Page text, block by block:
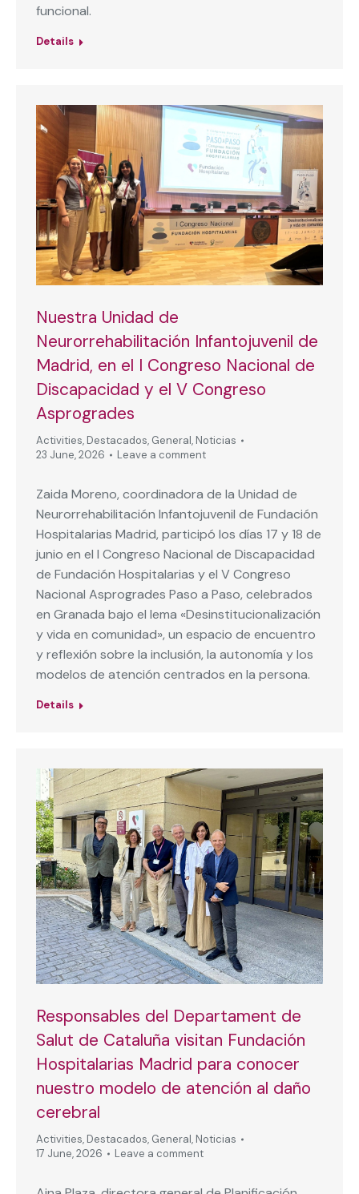
funcional.
Details
Nuestra Unidad de
Neurorrehabilitación Infantojuvenil de
Madrid, en el I Congreso Nacional de
Discapacidad y el V Congreso
Asprogrades
Activities, Destacados, General, Noticias
23 June, 2026
Leave a comment
Zaida Moreno, coordinadora de la Unidad de
Neurorrehabilitación Infantojuvenil de Fundación
Hospitalarias Madrid, participó los días 17 y 18 de
junio en el I Congreso Nacional de Discapacidad
de Fundación Hospitalarias y el V Congreso
Nacional Asprogrades Paso a Paso, celebrados
en Granada bajo el lema «Desinstitucionalización
y vida en comunidad», un espacio de encuentro
y reflexión sobre la inclusión, la autonomía y los
modelos de atención centrados en la persona.
Details
Responsables del Departament de
Salut de Cataluña visitan Fundación
Hospitalarias Madrid para conocer
nuestro modelo de atención al daño
cerebral
Activities, Destacados, General, Noticias
17 June, 2026
Leave a comment